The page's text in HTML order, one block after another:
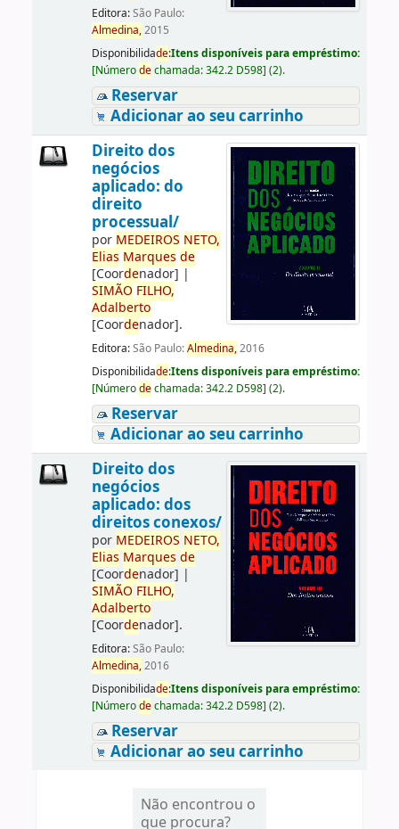
Editora:São Paulo:
Almedina,2015
Disponibilidade:Itens disponíveis para empréstimo:
[Númerodechamada:342.2 D598] (2).
Reservar
Adicionar ao seu carrinho
Direito dos
negócios
aplicado: do
direito
processual/
por MEDEIROS NETO,
Elias Marques de
[Coordenador] |
SIMÃO FILHO,
Adalberto
[Coordenador].
Editora:São Paulo:Almedina,2016
Disponibilidade:Itens disponíveis para empréstimo:
[Númerodechamada:342.2 D598] (2).
Reservar
Adicionar ao seu carrinho
Direito dos
negócios
aplicado: dos
direitos conexos/
por MEDEIROS NETO,
Elias Marques de
[Coordenador] |
SIMÃO FILHO,
Adalberto
[Coordenador].
Editora:São Paulo:
Almedina,2016
Disponibilidade:Itens disponíveis para empréstimo:
[Númerodechamada:342.2 D598] (2).
Reservar
Adicionar ao seu carrinho
Não encontrou o
que procura?